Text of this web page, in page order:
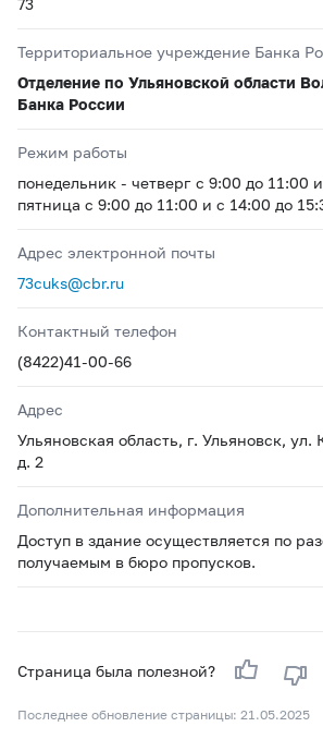
73
Территориальное учреждение Банка
Отделение по Ульяновской области
Банка России
Режим работы
понедельник - четверг с 9:00 до 11:00
пятница с 9:00 до 11:00 и с 14:00 до
Адрес электронной почты
73cuks@cbr.ru
Контактный телефон
(8422)41-00-66
Адрес
Ульяновская область, г. Ульяновск,
д. 2
Дополнительная информация
Доступ в здание осуществляется по
получаемым в бюро пропусков.
Страница была полезной?
Последнее обновление страницы: 21.05.2025